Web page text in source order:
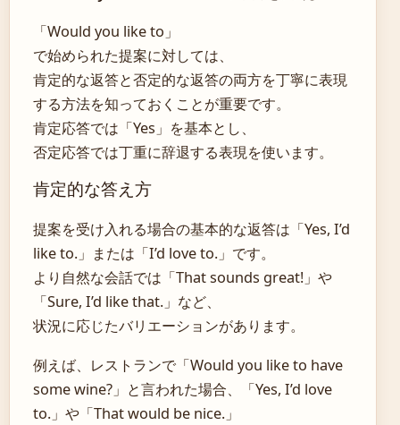
「Would you like to」
で始められた提案に対しては、
肯定的な返答と否定的な返答の両方を丁寧に表現
する方法を知っておくことが重要です。
肯定応答では「Yes」を基本とし、
否定応答では丁重に辞退する表現を使います。
肯定的な答え方
提案を受け入れる場合の基本的な返答は「Yes, I’d
like to.」または「I’d love to.」です。
より自然な会話では「That sounds great!」や
「Sure, I’d like that.」など、
状況に応じたバリエーションがあります。
例えば、レストランで「Would you like to have
some wine?」と言われた場合、「Yes, I’d love
to.」や「That would be nice.」